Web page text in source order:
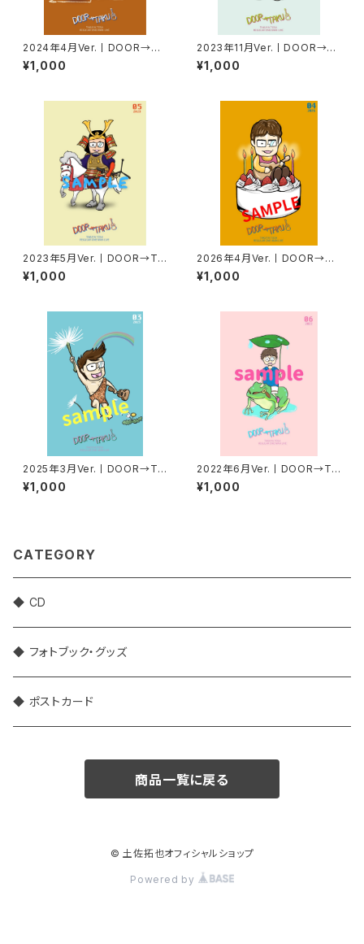
2024年4月Ver.丨DOOR→TA
KUポストカード
¥1,000
2023年11月Ver.丨DOOR→TA
KUポストカード
¥1,000
2023年5月Ver.丨DOOR→TA
KUポストカード
¥1,000
2026年4月Ver.丨DOOR→TA
KUポストカード
¥1,000
2025年3月Ver.丨DOOR→TA
KUポストカード
¥1,000
2022年6月Ver.丨DOOR→TA
KUポストカード
¥1,000
CATEGORY
◆ CD
◆ フォトブック・グッズ
◆ ポストカード
商品一覧に戻る
© 土佐拓也オフィシャルショップ
Powered by